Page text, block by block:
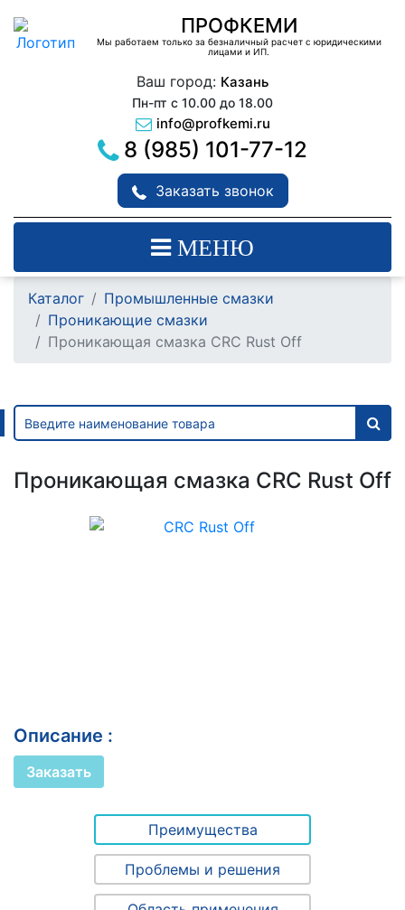
ПРОФКЕМИ
Мы работаем только за безналичный расчет с юридическими
лицами и ИП.
Ваш город: Казань
Пн-пт с 10.00 до 18.00
info@profkemi.ru
8 (985) 101-77-12
Заказать звонок
МЕНЮ
Каталог
Промышленные смазки
Проникающие смазки
Проникающая смазка CRC Rust Off
Проникающая смазка CRC Rust Off
Описание :
Заказать
Преимущества
Проблемы и решения